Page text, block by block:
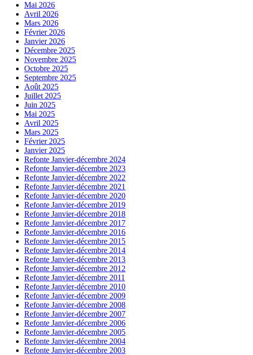
Mai 2026
Avril 2026
Mars 2026
Février 2026
Janvier 2026
Décembre 2025
Novembre 2025
Octobre 2025
Septembre 2025
Août 2025
Juillet 2025
Juin 2025
Mai 2025
Avril 2025
Mars 2025
Février 2025
Janvier 2025
Refonte Janvier-décembre 2024
Refonte Janvier-décembre 2023
Refonte Janvier-décembre 2022
Refonte Janvier-décembre 2021
Refonte Janvier-décembre 2020
Refonte Janvier-décembre 2019
Refonte Janvier-décembre 2018
Refonte Janvier-décembre 2017
Refonte Janvier-décembre 2016
Refonte Janvier-décembre 2015
Refonte Janvier-décembre 2014
Refonte Janvier-décembre 2013
Refonte Janvier-décembre 2012
Refonte Janvier-décembre 2011
Refonte Janvier-décembre 2010
Refonte Janvier-décembre 2009
Refonte Janvier-décembre 2008
Refonte Janvier-décembre 2007
Refonte Janvier-décembre 2006
Refonte Janvier-décembre 2005
Refonte Janvier-décembre 2004
Refonte Janvier-décembre 2003